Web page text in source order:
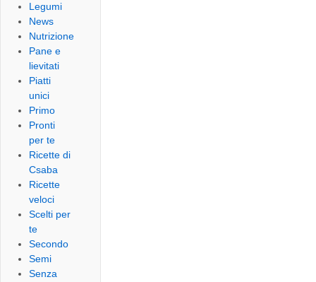
Legumi
News
Nutrizione
Pane e
lievitati
Piatti
unici
Primo
Pronti
per te
Ricette di
Csaba
Ricette
veloci
Scelti per
te
Secondo
Semi
Senza